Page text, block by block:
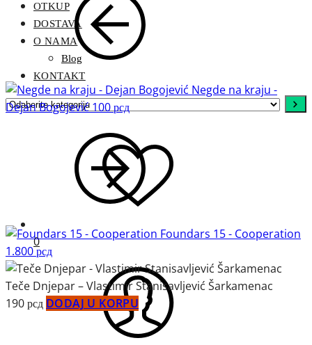
OTKUP
DOSTAVA
O NAMA
Blog
KONTAKT
Odaberite
0
Negde na kraju -
Dejan Bogojević100рсд
Foundars 15 - Cooperation
1.800рсд
Teče Dnjepar – Vlastimir Stanisavljević Šarkamenac
190рсд DODAJ U KORPU